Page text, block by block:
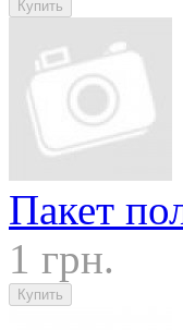
Пакет
1 грн.